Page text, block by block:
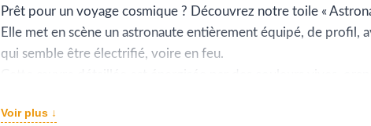
prix :
€42.99
Prêt pour un voyage cosmique ? Découvrez notre toile «
Elle met en scène un astronaute entièrement équipé, de profil,
qui semble être électrifié, voire en feu.
En un mot : une pièce moderne, originale et vibrante pour
Voir plus ↓